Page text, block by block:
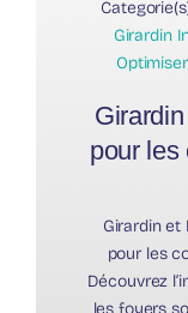
Girardin
pour les
Girardin et
pour les
Découvrez